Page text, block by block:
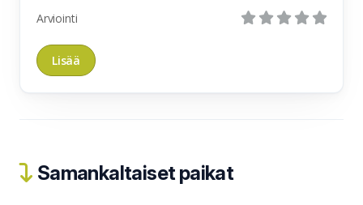
Arviointi
Samankaltaiset paikat